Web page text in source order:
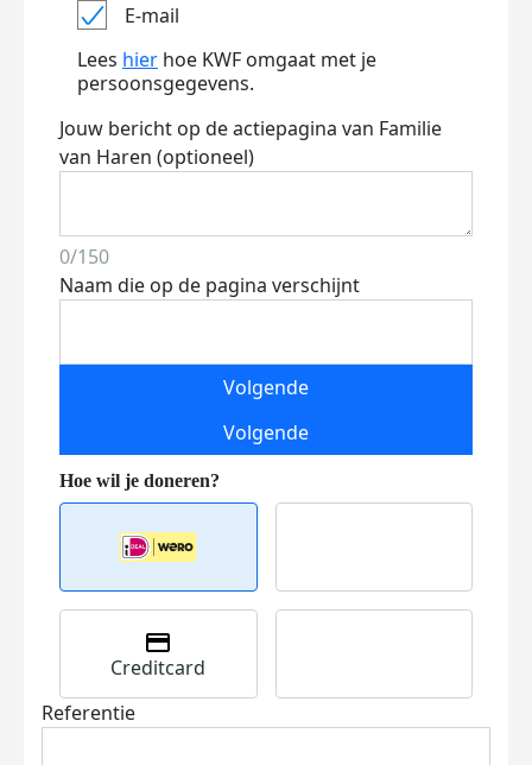
E-mail
Lees hier hoe KWF omgaat met je
persoonsgegevens.
Jouw bericht op de actiepagina van Familie
van Haren (optioneel)
0/150
Naam die op de pagina verschijnt
Volgende
Volgende
Creditcard
Referentie